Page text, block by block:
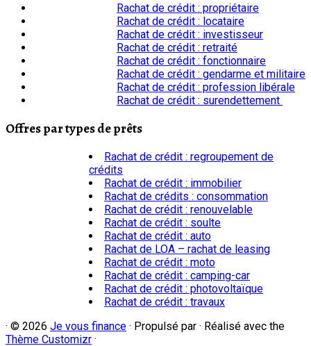
Rachat de crédit : propriétaire
Rachat de crédit : locataire
Rachat de crédit : investisseur
Rachat de crédit : retraité
Rachat de crédit : fonctionnaire
Rachat de crédit : gendarme et militaire
Rachat de crédit : profession libérale
Rachat de crédit : surendettement
Offres par types de prêts
Rachat de crédit : regroupement de
crédits
Rachat de crédit : immobilier
Rachat de crédits : consommation
Rachat de crédit : renouvelable
Rachat de crédit : soulte
Rachat de crédit : auto
Rachat de LOA – rachat de leasing
Rachat de crédit : moto
Rachat de crédit : camping-car
Rachat de crédit : photovoltaïque
Rachat de crédit : travaux
· © 2026 Je vous finance · Propulsé par · Réalisé avec the
Thème Customizr ·